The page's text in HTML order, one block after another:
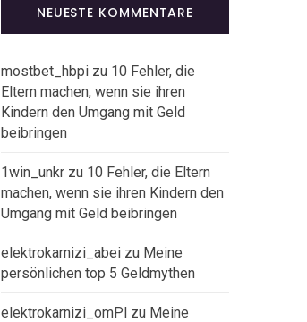
NEUESTE KOMMENTARE
mostbet_hbpi zu 10 Fehler, die
Eltern machen, wenn sie ihren
Kindern den Umgang mit Geld
beibringen
1win_unkr zu 10 Fehler, die Eltern
machen, wenn sie ihren Kindern den
Umgang mit Geld beibringen
elektrokarnizi_abei zu Meine
persönlichen top 5 Geldmythen
elektrokarnizi_omPl zu Meine